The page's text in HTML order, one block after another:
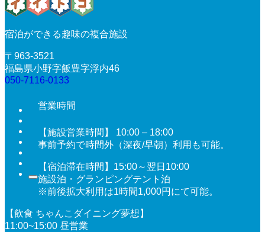
宿泊ができる趣味の複合施設
〒963-3521
福島県小野字飯豊字浮内46
050-7116-0133
営業時間
【施設営業時間】 10:00 – 18:00
事前予約で時間外（深夜/早朝）利用も可能。
【宿泊滞在時間】15:00～翌日10:00
施設泊・グランピングテント泊
※前後拡大利用は1時間1,000円にて可能。
【飲食 ちゃんこダイニング夢想】
11:00~15:00 昼営業